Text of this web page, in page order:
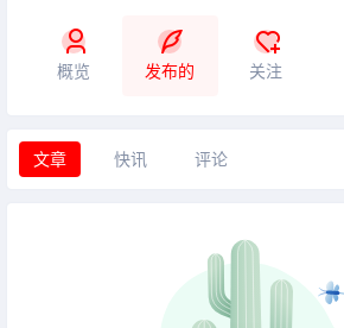
概览 发布的 关注
文章 快讯 评论